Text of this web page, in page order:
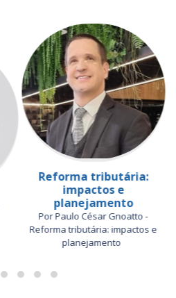
Reforma tributária:
impactos e
planejamento
Por Paulo César Gnoatto -
Reforma tributária: impactos e
planejamento